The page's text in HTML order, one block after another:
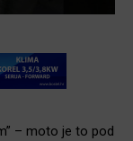
– moto je to pod